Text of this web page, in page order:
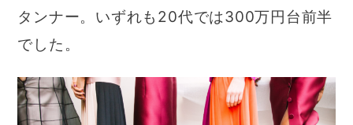
タンナー。いずれも20代では300万円台前半
でした。